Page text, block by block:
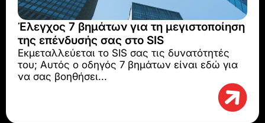
Έλεγχος 7 βημάτων για τη μεγιστοποίηση
της επένδυσής σας στο SIS
Εκμεταλλεύεται το SIS σας τις δυνατότητές
του; Αυτός ο οδηγός 7 βημάτων είναι εδώ για
να σας βοηθήσει...